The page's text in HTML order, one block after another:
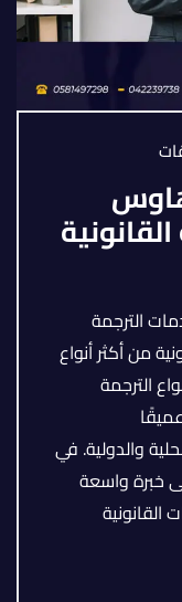
الترجمة
من أكثر أنواع
الترجمة
والدولية. في
خبرة واسعة